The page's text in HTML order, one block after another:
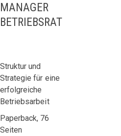
MANAGER
BETRIEBSRAT
Struktur und
Strategie für eine
erfolgreiche
Betriebsarbeit
Paperback, 76
Seiten